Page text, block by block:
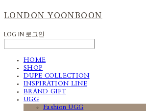
LONDON YOONBOON
LOG IN 로그인
HOME
SHOP
DUPE COLLECTION
INSPIRATION LINE
BRAND GIFT
UGG
Fashion UGG